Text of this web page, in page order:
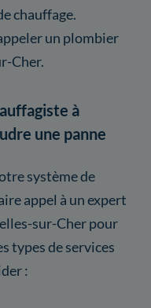
chauffage.
un plombier
Cher.
à
une panne
système de
appel à un expert
sur-Cher pour
types de services
: